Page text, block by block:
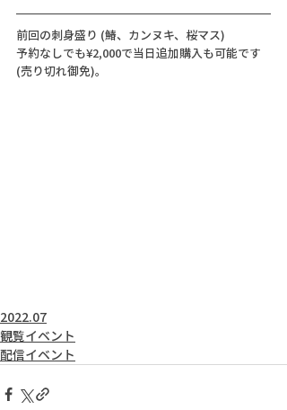
前回の刺身盛り (鰆、カンヌキ、桜マス)
予約なしでも¥2,000で当日追加購入も可能です
(売り切れ御免)。
2022.07
観覧イベント
配信イベント